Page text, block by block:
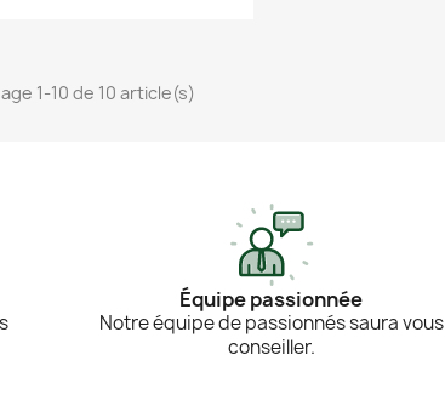
1-10 de 10 article(s)
Équipe passionnée
Notre équipe de passionnés saura vous
conseiller.